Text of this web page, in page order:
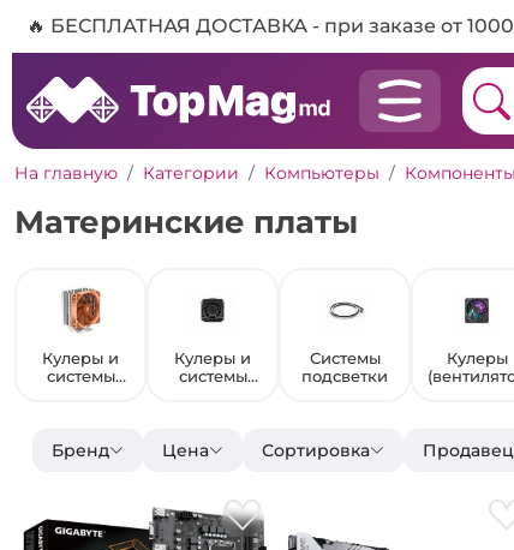
🔥 БЕСПЛАТНАЯ ДОСТАВКА - при заказе от
На главную Категории Компьютеры Компоненты
Материнские платы
Кулеры и
системы
Кулеры и
системы
Системы
подсветки
Кулеры
Бренд Цена Сортировка Продавец